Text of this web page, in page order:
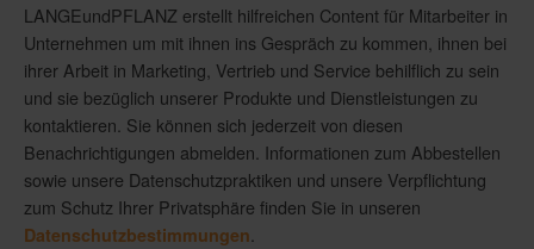
LANGEundPFLANZ erstellt hilfreichen Content für Mitarbeiter in
Unternehmen um mit ihnen ins Gespräch zu kommen, ihnen bei
ihrer Arbeit in Marketing, Vertrieb und Service behilflich zu sein
und sie bezüglich unserer Produkte und Dienstleistungen zu
kontaktieren. Sie können sich jederzeit von diesen
Benachrichtigungen abmelden. Informationen zum Abbestellen
sowie unsere Datenschutzpraktiken und unsere Verpflichtung
zum Schutz Ihrer Privatsphäre finden Sie in unseren
Datenschutzbestimmungen